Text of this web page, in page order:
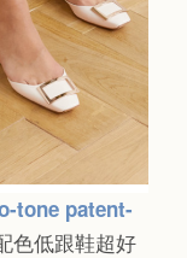
tone patent-
色低跟鞋超好